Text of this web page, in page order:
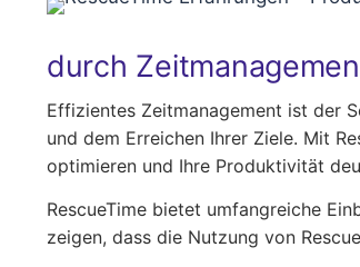
durch
Effizientes Zeitmanagement ist der
und dem Erreichen Ihrer Ziele. Mit
optimieren und Ihre Produktivität
RescueTime bietet umfangreiche
zeigen, dass die Nutzung von